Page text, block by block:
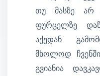
თუ მასზე არ
ფურცელზე
აქედან
მხოლოდ
გვიანია